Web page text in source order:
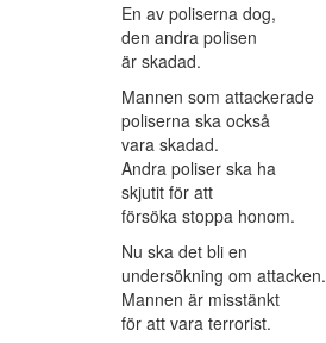
En av poliserna dog,
den andra polisen
är skadad.
Mannen som attackerade
poliserna ska också
vara skadad.
Andra poliser ska ha
skjutit för att
försöka stoppa honom.
Nu ska det bli en
undersökning om attacken.
Mannen är misstänkt
för att vara terrorist.